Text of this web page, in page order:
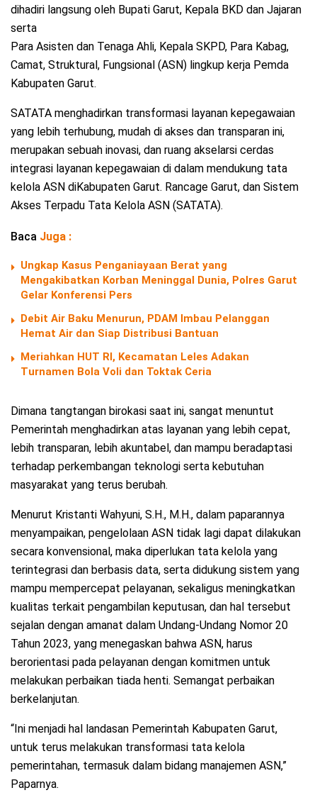
dihadiri langsung oleh Bupati Garut, Kepala BKD dan Jajaran
serta
Para Asisten dan Tenaga Ahli, Kepala SKPD, Para Kabag,
Camat, Struktural, Fungsional (ASN) lingkup kerja Pemda
Kabupaten Garut.
SATATA menghadirkan transformasi layanan kepegawaian
yang lebih terhubung, mudah di akses dan transparan ini,
merupakan sebuah inovasi, dan ruang akselarsi cerdas
integrasi layanan kepegawaian di dalam mendukung tata
kelola ASN diKabupaten Garut. Rancage Garut, dan Sistem
Akses Terpadu Tata Kelola ASN (SATATA).
Baca Juga :
Ungkap Kasus Penganiayaan Berat yang
Mengakibatkan Korban Meninggal Dunia, Polres Garut
Gelar Konferensi Pers
Debit Air Baku Menurun, PDAM Imbau Pelanggan
Hemat Air dan Siap Distribusi Bantuan
Meriahkan HUT RI, Kecamatan Leles Adakan
Turnamen Bola Voli dan Toktak Ceria
Dimana tangtangan birokasi saat ini, sangat menuntut
Pemerintah menghadirkan atas layanan yang lebih cepat,
lebih transparan, lebih akuntabel, dan mampu beradaptasi
terhadap perkembangan teknologi serta kebutuhan
masyarakat yang terus berubah.
Menurut Kristanti Wahyuni, S.H., M.H., dalam paparannya
menyampaikan, pengelolaan ASN tidak lagi dapat dilakukan
secara konvensional, maka diperlukan tata kelola yang
terintegrasi dan berbasis data, serta didukung sistem yang
mampu mempercepat pelayanan, sekaligus meningkatkan
kualitas terkait pengambilan keputusan, dan hal tersebut
sejalan dengan amanat dalam Undang-Undang Nomor 20
Tahun 2023, yang menegaskan bahwa ASN, harus
berorientasi pada pelayanan dengan komitmen untuk
melakukan perbaikan tiada henti. Semangat perbaikan
berkelanjutan.
“Ini menjadi hal landasan Pemerintah Kabupaten Garut,
untuk terus melakukan transformasi tata kelola
pemerintahan, termasuk dalam bidang manajemen ASN,”
Paparnya.